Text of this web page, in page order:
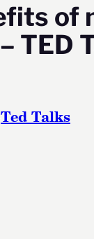
of
TED
Ted Talks